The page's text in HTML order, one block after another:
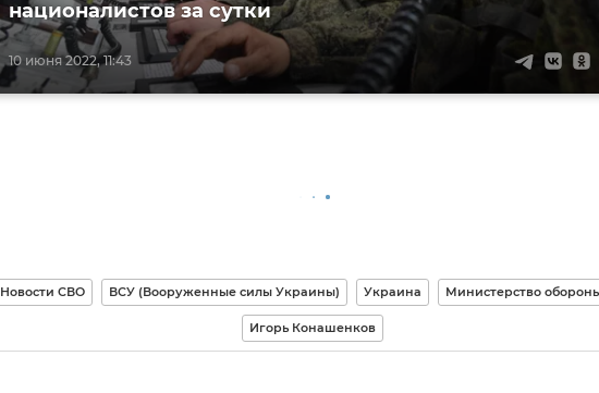
10 июня 2022, 11:43
националистов за сутки
Новости СВО ВСУ (Вооруженные силы Украины) Украина Министерство
Игорь Конашенков